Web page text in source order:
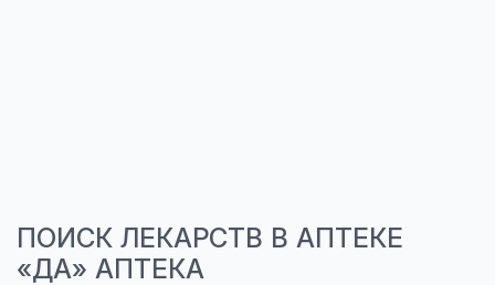
ПОИСК ЛЕКАРСТВ В АПТЕКЕ
«ДА» АПТЕКА